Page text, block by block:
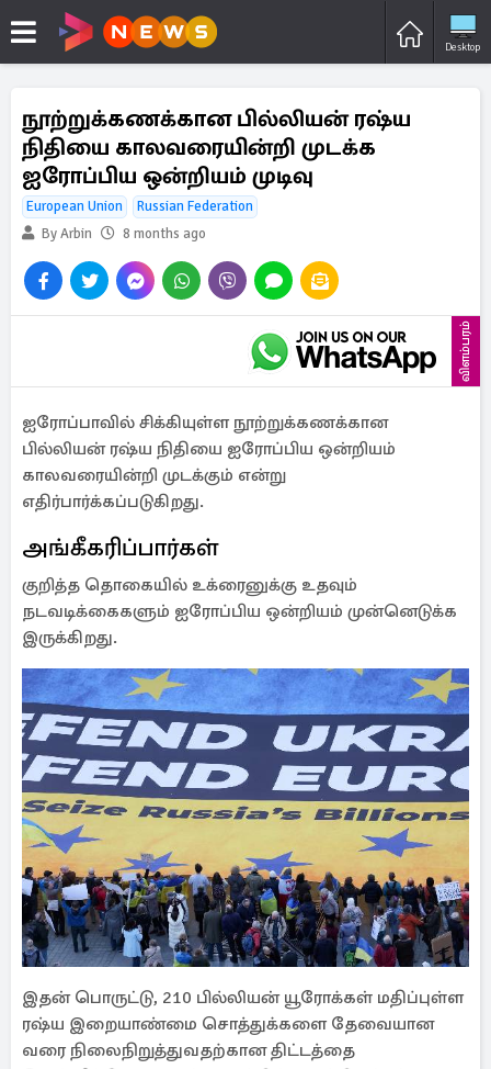
Desktop
நூற்றுக்கணக்கான பில்லியன் ரஷ்ய
நிதியை காலவரையின்றி முடக்க
ஐரோப்பிய ஒன்றியம் முடிவு
European Union
Russian Federation
By Arbin
8 months ago
விளம்பரம்
ஐரோப்பாவில் சிக்கியுள்ள நூற்றுக்கணக்கான
பில்லியன் ரஷ்ய நிதியை ஐரோப்பிய ஒன்றியம்
காலவரையின்றி முடக்கும் என்று
எதிர்பார்க்கப்படுகிறது.
அங்கீகரிப்பார்கள்
குறித்த தொகையில் உக்ரைனுக்கு உதவும்
நடவடிக்கைகளும் ஐரோப்பிய ஒன்றியம் முன்னெடுக்க
இருக்கிறது.
இதன் பொருட்டு, 210 பில்லியன் யூரோக்கள் மதிப்புள்ள
ரஷ்ய இறையாண்மை சொத்துக்களை தேவையான
வரை நிலைநிறுத்துவதற்கான திட்டத்தை